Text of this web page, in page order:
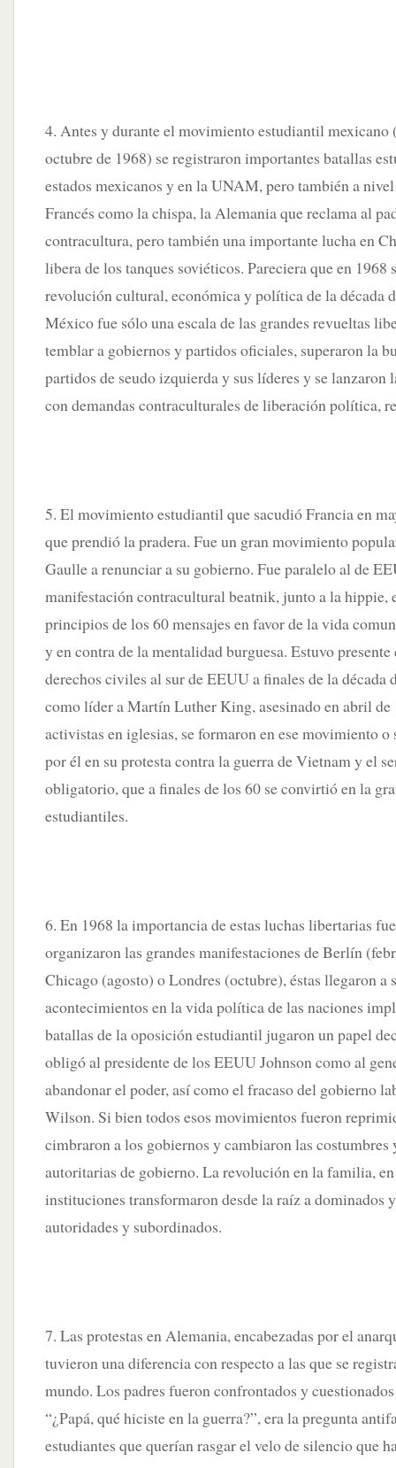
4. Antes y durante el movimiento estudiantil mexicano
octubre de 1968) se registraron importantes batallas
estados mexicanos y en la UNAM, pero también a
Francés como la chispa, la Alemania que reclama al
contracultura, pero también una importante lucha en
libera de los tanques soviéticos. Pareciera que en 1968
revolución cultural, económica y política de la década
México fue sólo una escala de las grandes revueltas
temblar a gobiernos y partidos oficiales, superaron la
partidos de seudo izquierda y sus líderes y se lanzaron
con demandas contraculturales de liberación política,
5. El movimiento estudiantil que sacudió Francia en
que prendió la pradera. Fue un gran movimiento
Gaulle a renunciar a su gobierno. Fue paralelo al de
manifestación contracultural beatnik, junto a la hippie,
principios de los 60 mensajes en favor de la vida
y en contra de la mentalidad burguesa. Estuvo
derechos civiles al sur de EEUU a finales de la década
como líder a Martín Luther King, asesinado en abril de
activistas en iglesias, se formaron en ese movimiento
por él en su protesta contra la guerra de Vietnam y el
obligatorio, que a finales de los 60 se convirtió en la
estudiantiles.
6. En 1968 la importancia de estas luchas libertarias
organizaron las grandes manifestaciones de Berlín
Chicago (agosto) o Londres (octubre), éstas llegaron a
acontecimientos en la vida política de las naciones
batallas de la oposición estudiantil jugaron un papel
obligó al presidente de los EEUU Johnson como al
abandonar el poder, así como el fracaso del gobierno
Wilson. Si bien todos esos movimientos fueron
cimbraron a los gobiernos y cambiaron las costumbres
autoritarias de gobierno. La revolución en la familia,
instituciones transformaron desde la raíz a dominados
autoridades y subordinados.
7. Las protestas en Alemania, encabezadas por el
tuvieron una diferencia con respecto a las que se
mundo. Los padres fueron confrontados y
“¿Papá, qué hiciste en la guerra?”, era la pregunta
estudiantes que querían rasgar el velo de silencio que